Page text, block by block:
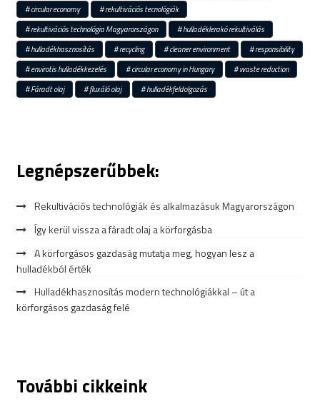
circular economy
rekultivációs tecnológiák
rekultivációs technológia Magyarországon
hulladéklerakó rekultiválás
hulladékhasznosítás
recycling cleaner environment
responsibility
envirotis hulladékkezelés
circular economy in Hungary
waste reduction
Fáradt olaj
fluxáló olaj hulladékfeldolgozás
Legnépszerűbbek:
Rekultivációs technológiák és alkalmazásuk Magyarországon
Így kerül vissza a fáradt olaj a körforgásba
A körforgásos gazdaság mutatja meg, hogyan lesz a
hulladékból érték
Hulladékhasznosítás modern technológiákkal – út a
körforgásos gazdaság felé
További cikkeink